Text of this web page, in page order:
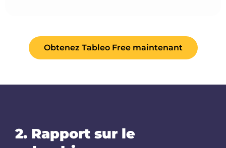
Obtenez Tableo Free maintenant
2. Rapport sur le